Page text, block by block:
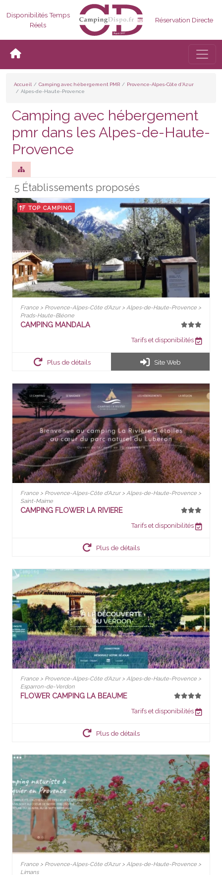
Disponibilités Temps
Réels
Réservation Directe
Accueil Camping avec hébergement PMR
Provence-Alpes-Côte d'Azur
Alpes-de-Haute-Provence
Camping avec hébergement
pmr dans les Alpes-de-Haute-
Provence
5 Établissements proposés
TOP CAMPING
France > Provence-Alpes-Côte d'Azur > Alpes-de-Haute-Provence >
Prads-Haute-Bléone
CAMPING MANDALA
Tarifs et disponibilités
Plus de détails Site Web
France > Provence-Alpes-Côte d'Azur > Alpes-de-Haute-Provence >
Saint-Maime
CAMPING FLOWER LA RIVIERE
Tarifs et disponibilités
Plus de détails
France > Provence-Alpes-Côte d'Azur > Alpes-de-Haute-Provence >
Esparron-de-Verdon
FLOWER CAMPING LA BEAUME
Tarifs et disponibilités
Plus de détails
France > Provence-Alpes-Côte d'Azur > Alpes-de-Haute-Provence >
Limans